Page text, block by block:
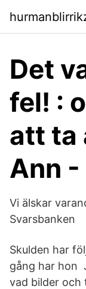
Det
fel! :
att ta
Ann -
Vi älskar
Svarsbanken
Skulden har
gång har hon
vad bilder och